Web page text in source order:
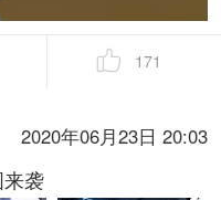
171
2020年06月23日 20:03
袭